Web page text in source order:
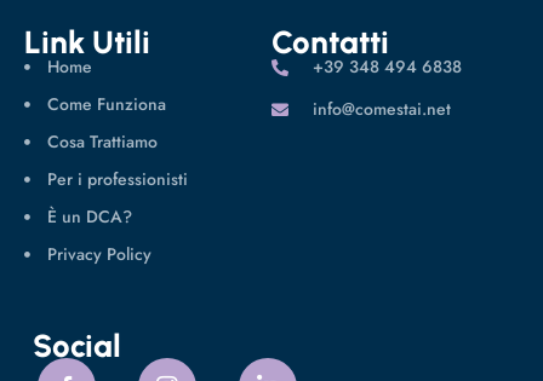
Link Utili
Home
Come Funziona
Cosa Trattiamo
Per i professionisti
È un DCA?
Privacy Policy
Contatti
‪+39 348 494 6838
info@comestai.net
Social